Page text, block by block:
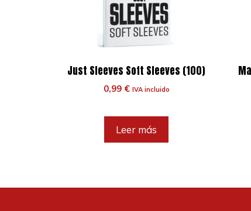
Just Sleeves Soft Sleeves (100)
0,99 € IVA incluido
Leer más